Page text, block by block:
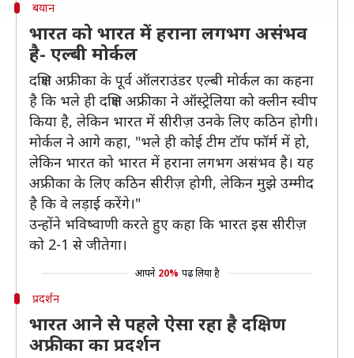
बयान
भारत को भारत में हराना लगभग असंभव
है- एल्बी मोर्कल
दक्षिण अफ्रीका के पूर्व ऑलराउंडर एल्बी मोर्कल का कहना
है कि भले ही दक्षिण अफ्रीका ने ऑस्ट्रेलिया को क्लीन स्वीप
किया है, लेकिन भारत में सीरीज़ उनके लिए कठिन होगी।
मोर्कल ने आगे कहा, "भले ही कोई टीम टॉप फॉर्म में हो,
लेकिन भारत को भारत में हराना लगभग असंभव है। यह
अफ्रीका के लिए कठिन सीरीज़ होगी, लेकिन मुझे उम्मीद
है कि वे लड़ाई करेंगे।"
उन्होंने भविष्वाणी करते हुए कहा कि भारत इस सीरीज़
को 2-1 से जीतेगा।
आपने 20% पढ़ लिया है
प्रदर्शन
भारत आने से पहले ऐसा रहा है दक्षिण
अफ्रीका का प्रदर्शन